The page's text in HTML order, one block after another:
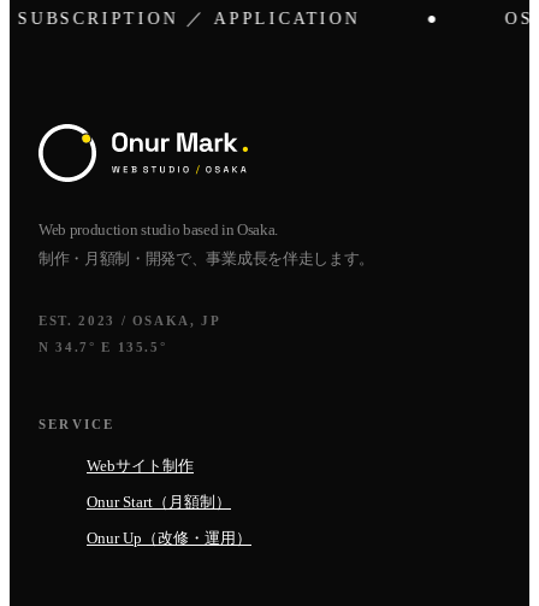
／ APPLICATION
Web production studio based in Osaka.
制作・月額制・開発で、事業成長を伴走します。
EST. 2023 / OSAKA, JP
N 34.7° E 135.5°
SERVICE
Webサイト制作
Onur Start（月額制）
Onur Up（改修・運用）